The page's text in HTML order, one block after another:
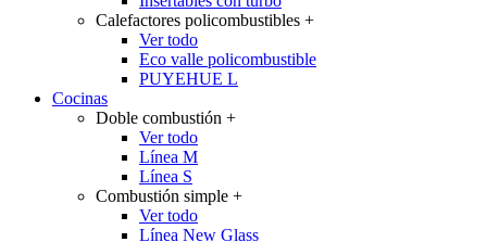
Calefactores policombustibles +
Ver todo
Eco valle policombustible
PUYEHUE L
Cocinas
Doble combustión +
Ver todo
Línea M
Línea S
Combustión simple +
Ver todo
Línea New Glass